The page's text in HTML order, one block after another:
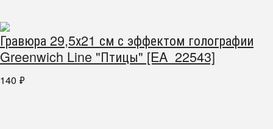
Гравюра 29,5х21 см с эффектом голографии
Greenwich Line "Птицы" [EA_22543]
140 ₽